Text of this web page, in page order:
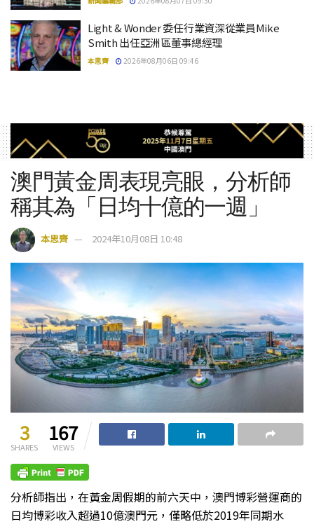
Light & Wonder 委任行業資深從業員Mike
Smith 出任亞洲區董事總經理
本思齊 2026年08月06日 09:46
澳門黃金周表現亮眼，分析師
稱其為「日均十億的一週」
本思齊 2024年10月08日 10:48
3
SHARES
167
VIEWS
分析師指出，在黃金周假期的前六天中，澳門博彩營運商的
日均博彩收入超過10億澳門元，僅略低於2019年同期水